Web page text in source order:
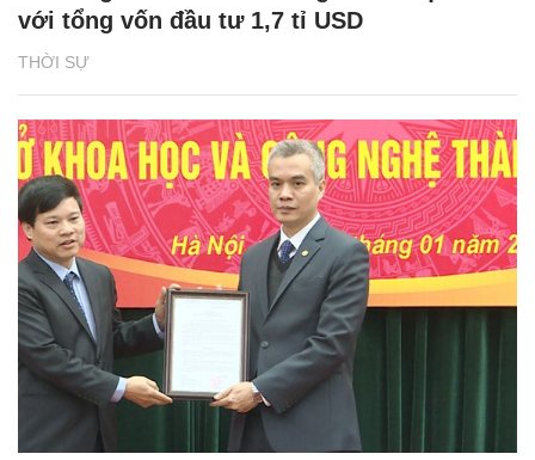
THỜI SỰ
với tổng vốn đầu tư 1,7 tỉ USD